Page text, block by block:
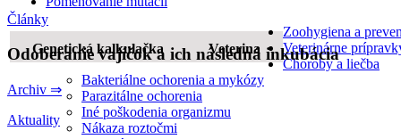
Genetická kalkulačka Veterina
Zoohygiena a
Veterinárne
Choroby a liečba
Bakteriálne ochorenia a mykózy
Parazitálne ochorenia
Iné poškodenia organizmu
Nákaza roztočmi
Články
Odoberanie vajíčok a ich následná inkubácia
Archiv ⇒
Aktuality